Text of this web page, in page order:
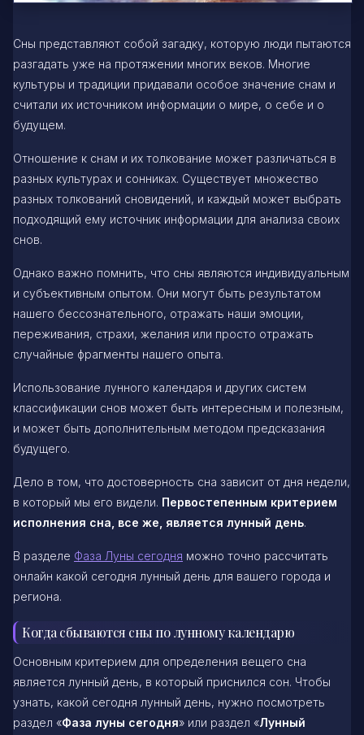
Сны представляют собой загадку, которую люди пытаются
разгадать уже на протяжении многих веков. Многие
культуры и традиции придавали особое значение снам и
считали их источником информации о мире, о себе и о
будущем.
Отношение к снам и их толкование может различаться в
разных культурах и сонниках. Существует множество
разных толкований сновидений, и каждый может выбрать
подходящий ему источник информации для анализа своих
снов.
Однако важно помнить, что сны являются индивидуальным
и субъективным опытом. Они могут быть результатом
нашего бессознательного, отражать наши эмоции,
переживания, страхи, желания или просто отражать
случайные фрагменты нашего опыта.
Использование лунного календаря и других систем
классификации снов может быть интересным и полезным,
и может быть дополнительным методом предсказания
будущего.
Дело в том, что достоверность сна зависит от дня недели,
в который мы его видели. Первостепенным критерием
исполнения сна, все же, является лунный день.
В разделе Фаза Луны сегодня можно точно рассчитать
онлайн какой сегодня лунный день для вашего города и
региона.
Когда сбываются сны по лунному календарю
Основным критерием для определения вещего сна
является лунный день, в который приснился сон. Чтобы
узнать, какой сегодня лунный день, нужно посмотреть
раздел «Фаза луны сегодня» или раздел «Лунный